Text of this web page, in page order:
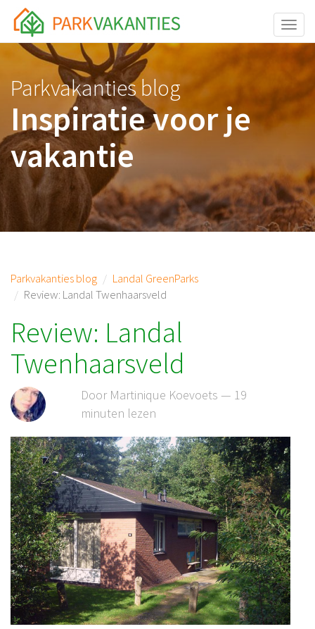
<body id="page-top">
Parkvakanties blog
Inspiratie voor je
vakantie
Parkvakanties blog
Landal GreenParks
Review: Landal Twenhaarsveld
Review: Landal
Twenhaarsveld
Door Martinique Koevoets — 19
minuten lezen